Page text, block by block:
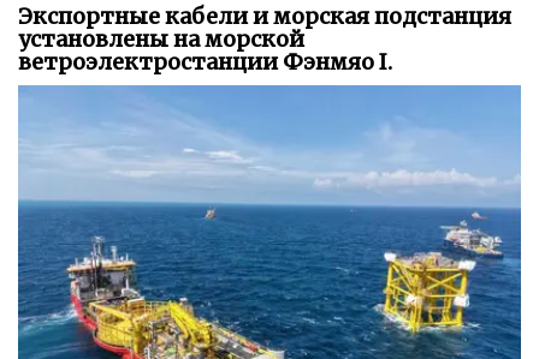
Экспортные кабели и морская подстанция
установлены на морской
ветроэлектростанции Фэнмяо I.